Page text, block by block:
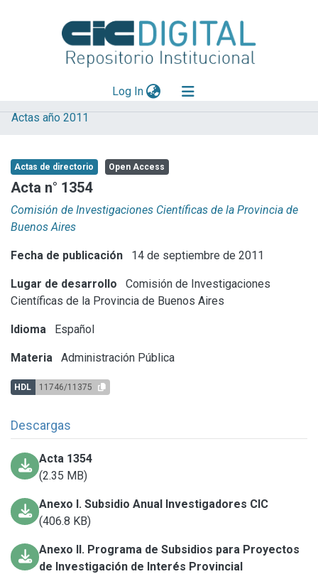
Log In(current)
Explorar
Aportar material
Statistics
Actas año 2011
Actas de directorio Open Access
Acta n° 1354
Comisión de Investigaciones Científicas de la Provincia de
Buenos Aires
Fecha de publicación 14 de septiembre de 2011
Lugar de desarrollo
Comisión de Investigaciones
Científicas de la Provincia de Buenos Aires
Idioma Español
Materia Administración Pública
HDL 11746/11375
Descargas
Acta 1354
(2.35 MB)
Anexo I. Subsidio Anual Investigadores CIC
(406.8 KB)
Anexo II. Programa de Subsidios para Proyectos
de Investigación de Interés Provincial